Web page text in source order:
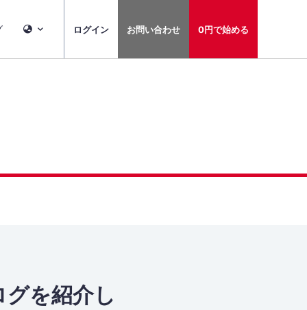
ログイン お問い合わせ 0円で始める
を紹介し